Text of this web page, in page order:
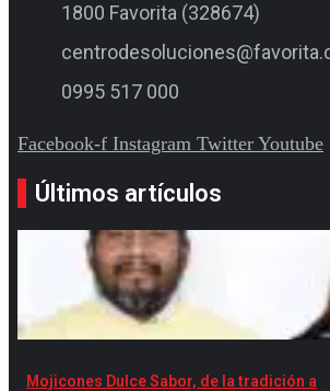
1800 Favorita (328674)
0995 517 000
Facebook-f Instagram Twitter Youtube
Últimos artículos
Mojicones Dulce Sabor, de la tradición a